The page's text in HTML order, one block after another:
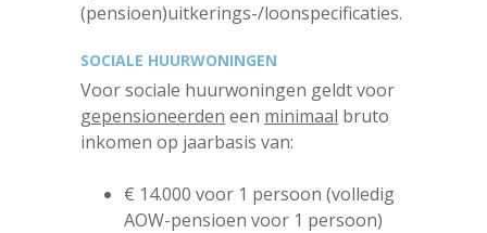
(pensioen)uitkerings-/loonspecificaties.
SOCIALE HUURWONINGEN
Voor sociale huurwoningen geldt voor
gepensioneerden een minimaal bruto
inkomen op jaarbasis van:
€ 14.000 voor 1 persoon (volledig
AOW-pensioen voor 1 persoon)